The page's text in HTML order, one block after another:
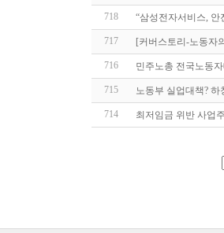
718 “삼성전자서비스,
717 [커버스토리-노동자
716 민주노총 전국노동
715 노동부 실업대책?
714 최저임금 위반 사업